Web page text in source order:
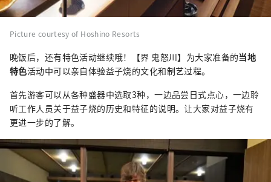
Picture courtesy of Hoshino Resorts
晚饭后，还有特色活动继续哦！【界 鬼怒川】为大家准备的当地
特色活动中可以亲自体验益子烧的文化和制艺过程。
首先游客可以从各种盛器中选取3种，一边品尝日式点心，一边聆
听工作人员关于益子烧的历史和特征的说明。让大家对益子烧有
更进一步的了解。